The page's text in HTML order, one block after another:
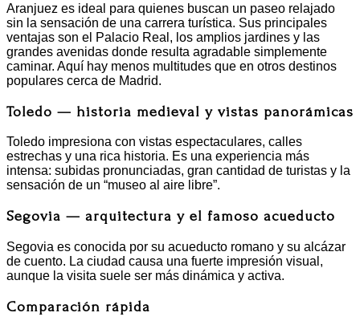
Aranjuez es ideal para quienes buscan un paseo relajado
sin la sensación de una carrera turística. Sus principales
ventajas son el Palacio Real, los amplios jardines y las
grandes avenidas donde resulta agradable simplemente
caminar. Aquí hay menos multitudes que en otros destinos
populares cerca de Madrid.
Toledo — historia medieval y vistas panorámicas
Toledo impresiona con vistas espectaculares, calles
estrechas y una rica historia. Es una experiencia más
intensa: subidas pronunciadas, gran cantidad de turistas y la
sensación de un “museo al aire libre”.
Segovia — arquitectura y el famoso acueducto
Segovia es conocida por su acueducto romano y su alcázar
de cuento. La ciudad causa una fuerte impresión visual,
aunque la visita suele ser más dinámica y activa.
Comparación rápida